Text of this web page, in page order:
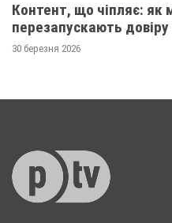
Контент, що чіпляє: як
перезапускають довіру
30 березня 2026